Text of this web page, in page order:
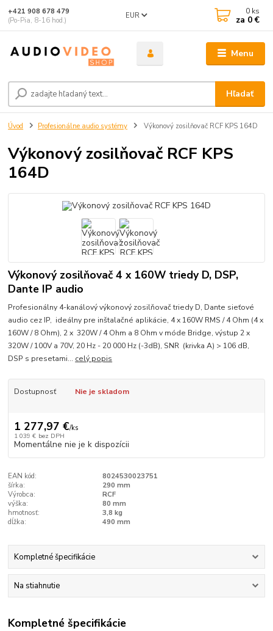
Menu
EUR
Hľadať
+421 908 678 479
(Po-Pia, 8-16 hod.)
0 ks
za 0 €
Úvod Profesionálne audio systémy Výkonový zosilňovač RCF KPS 164D
Výkonový zosilňovač RCF KPS
164D
Výkonový zosilňovač 4 x 160W triedy D, DSP,
Dante IP audio
Profesionálny 4-kanálový výkonový zosilňovač triedy D, Dante sieťové
audio cez IP, ideálny pre inštalačné aplikácie, 4 x 160W RMS / 4 Ohm (4 x
160W / 8 Ohm), 2 x 320W / 4 Ohm a 8 Ohm v móde Bridge, výstup 2 x
320W / 100V a 70V, 20 Hz - 20 000 Hz (-3dB), SNR (krivka A) > 106 dB,
DSP s presetami... celý popis
Dostupnosť Nie je skladom
1 277,97 €/ks
1 039 € bez DPH
Momentálne nie je k dispozícii
EAN kód:
8024530023751
šírka:
290 mm
Výrobca:
RCF
výška:
80 mm
hmotnosť:
3,8 kg
dĺžka:
490 mm
Kompletné špecifikácie
Na stiahnutie
Kompletné špecifikácie